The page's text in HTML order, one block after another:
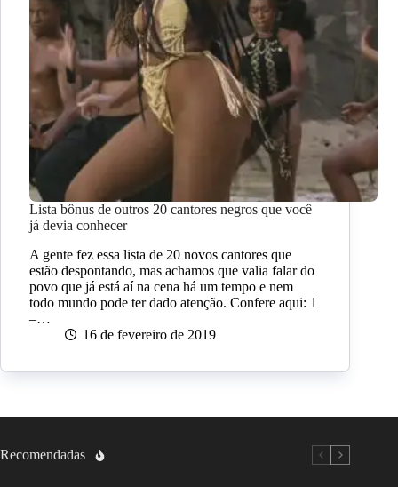
Lista bônus de outros 20 cantores negros que você
já devia conhecer
A gente fez essa lista de 20 novos cantores que
estão despontando, mas achamos que valia falar do
povo que já está aí na cena há um tempo e nem
todo mundo pode ter dado atenção. Confere aqui: 1
–…
16 de fevereiro de 2019
Recomendadas